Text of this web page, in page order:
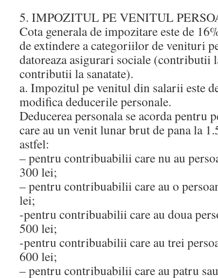
5. IMPOZITUL PE VENITUL
Cota generala de impozitare este de
de extindere a categoriilor de venituri
datoreaza asigurari sociale (contributii
contributii la sanatate).
a. Impozitul pe venitul din salarii este
modifica deducerile personale.
Deducerea personala se acorda pentru
care au un venit lunar brut de pana la
astfel:
– pentru contribuabilii care nu au
300 lei;
– pentru contribuabilii care au o
lei;
-pentru contribuabilii care au doua
500 lei;
-pentru contribuabilii care au trei
600 lei;
– pentru contribuabilii care au patru